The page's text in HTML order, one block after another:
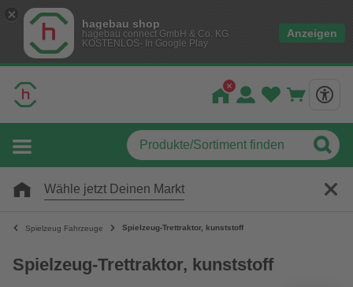
hagebau shop
hagebau connect GmbH & Co. KG
KOSTENLOS- In Google Play
Anzeigen
Wähle jetzt Deinen Markt
Spielzeug Fahrzeuge Spielzeug-Trettraktor, kunststoff
Spielzeug-Trettraktor, kunststoff